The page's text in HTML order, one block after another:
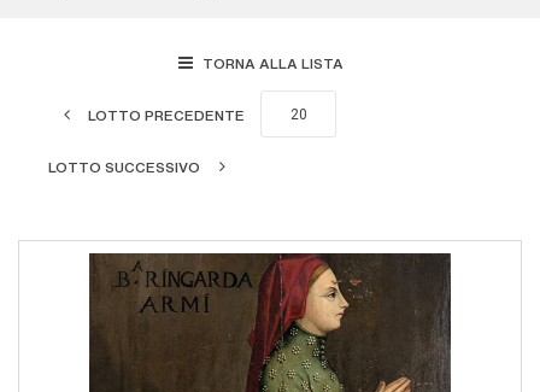
TORNA ALLA LISTA
LOTTO PRECEDENTE
LOTTO SUCCESSIVO